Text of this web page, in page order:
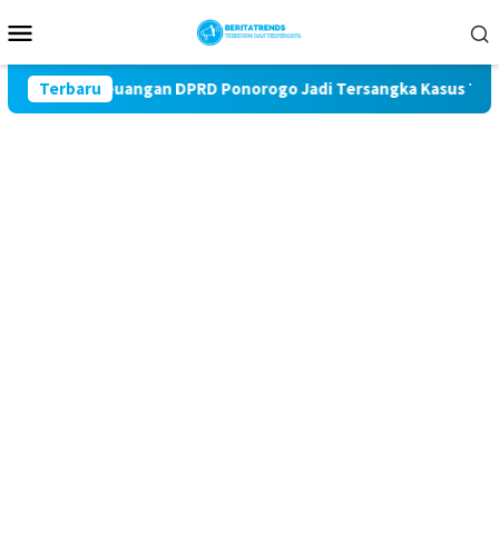
ke
Mobile
Terbaru
Kabag Keuangan DPRD Ponorogo Jadi Tersangka Kasus